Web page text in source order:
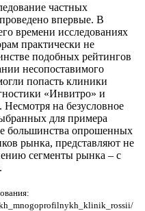
частных
впервые. В
времени исследованиях
практически не
подобных рейтингов
несопоставимого
попасть клиники
«Инвитро» и
на безусловное
для примера
большинства опрошенных
рынка, представляют не
сегменты рынка – с